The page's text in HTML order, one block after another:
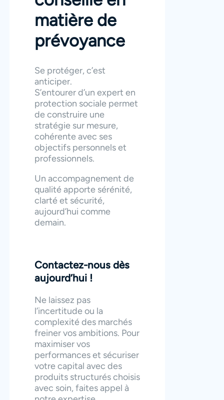
matière de
prévoyance
Se protéger, c’est
anticiper.
S’entourer d’un expert en
protection sociale permet
de construire une
stratégie sur mesure,
cohérente avec ses
objectifs personnels et
professionnels.
Un accompagnement de
qualité apporte sérénité,
clarté et sécurité,
aujourd’hui comme
demain.
Contactez-nous dès
aujourd’hui !
Ne laissez pas
l’incertitude ou la
complexité des marchés
freiner vos ambitions. Pour
maximiser vos
performances et sécuriser
votre capital avec des
produits structurés choisis
avec soin, faites appel à